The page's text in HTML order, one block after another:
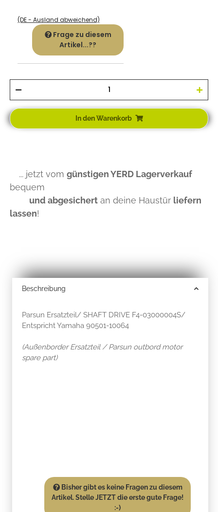
(DE - Ausland abweichend)
Frage zu diesem
Artikel...??
In den Warenkorb
... jetzt vom günstigen YERD Lagerverkauf
bequem
und abgesichert an deine Haustür liefern
lassen!
Beschreibung
Parsun Ersatzteil/ SHAFT DRIVE F4-03000004S/
Entspricht Yamaha 90501-10064
(Außenborder Ersatzteil / Parsun outbord motor
spare part)
Bisher gibt es keine Fragen zu diesem
Artikel. Stelle JETZT die erste gute Frage!
:-)